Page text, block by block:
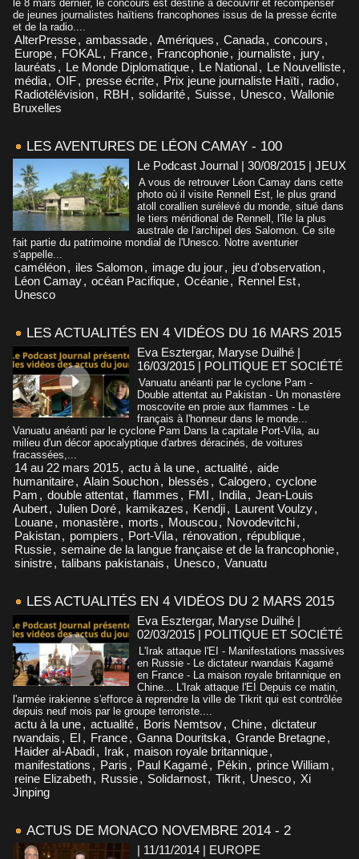
le 8 mars dernier, le concours est destiné à découvrir et récompenser
de jeunes journalistes haïtiens francophones issus de la presse écrite
et de la radio....
AlterPresse, ambassade, Amériques , Canada, concours ,
Europe, FOKAL, France, Francophonie, journaliste, jury,
lauréats , Le Monde Diplomatique, Le National, Le Nouvelliste,
média, OIF, presse écrite, Prix jeune journaliste Haïti, radio,
Radiotélévision, RBH , solidarité, Suisse, Unesco, Wallonie
Bruxelles
LES AVENTURES DE LÉON CAMAY - 100
Le Podcast Journal | 30/08/2015 | JEUX
A vous de retrouver Léon Camay dans cette
photo où il visite Rennell Est, le plus grand
atoll corallien surélevé du monde, situé dans
le tiers méridional de Rennell, l'île la plus
australe de l'archipel des Salomon. Ce site
fait partie du patrimoine mondial de l'Unesco. Notre aventurier
s'appelle...
caméléon, iles Salomon, image du jour, jeu d'observation,
Léon Camay, océan Pacifique, Océanie, Rennel Est,
Unesco
LES ACTUALITÉS EN 4 VIDÉOS DU 16 MARS 2015
Eva Esztergar, Maryse Duilhé |
16/03/2015 | POLITIQUE ET SOCIÉTÉ
Vanuatu anéanti par le cyclone Pam -
Double attentat au Pakistan - Un monastère
moscovite en proie aux flammes - Le
français à l'honneur dans le monde...
Vanuatu anéanti par le cyclone Pam Dans la capitale Port-Vila, au
milieu d'un décor apocalyptique d'arbres déracinés, de voitures
fracassées,...
14 au 22 mars 2015, actu à la une, actualité, aide
humanitaire, Alain Souchon, blessés , Calogero, cyclone
Pam , double attentat, flammes , FMI , Indila, Jean-Louis
Aubert, Julien Doré, kamikazes , Kendji, Laurent Voulzy,
Louane, monastère, morts , Mouscou, Novodevitchi,
Pakistan, pompiers , Port-Vila, rénovation, république,
Russie, semaine de la langue française et de la francophonie,
sinistre, talibans pakistanais , Unesco, Vanuatu
LES ACTUALITÉS EN 4 VIDÉOS DU 2 MARS 2015
Eva Esztergar, Maryse Duilhé |
02/03/2015 | POLITIQUE ET SOCIÉTÉ
L'Irak attaque l'EI - Manifestations massives
en Russie - Le dictateur rwandais Kagamé
en France - La maison royale britannique en
Chine... L'Irak attaque l'EI Depuis ce matin,
l'armée irakienne s'efforce à reprendre la ville de Tikrit qui est contrôlée
depuis neuf mois par le groupe terroriste....
actu à la une, actualité, Boris Nemtsov, Chine, dictateur
rwandais , EI , France, Ganna Douritska, Grande Bretagne,
Haider al-Abadi, Irak , maison royale britannique,
manifestations , Paris , Paul Kagamé, Pékin, prince William ,
reine Elizabeth, Russie, Solidarnost, Tikrit, Unesco, Xi
Jinping
ACTUS DE MONACO NOVEMBRE 2014 - 2
| 11/11/2014 | EUROPE